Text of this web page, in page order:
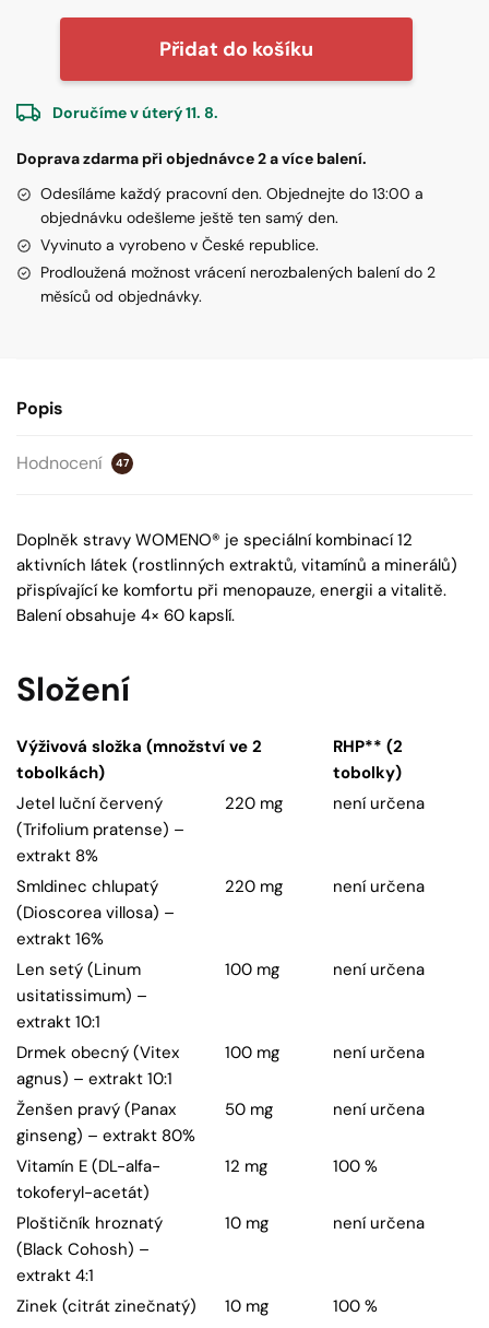
stravy
-
balení
množství
Přidat do košíku
Doručíme v úterý 11. 8.
Doprava zdarma při objednávce 2 a více balení.
Odesíláme každý pracovní den. Objednejte do 13:00 a
objednávku odešleme ještě ten samý den.
Vyvinuto a vyrobeno v České republice.
Prodloužená možnost vrácení nerozbalených balení do 2
měsíců od objednávky.
Popis
Hodnocení 47
Doplněk stravy WOMENO® je speciální kombinací 12
aktivních látek (rostlinných extraktů, vitamínů a minerálů)
přispívající ke komfortu při menopauze, energii a vitalitě.
Balení obsahuje 4× 60 kapslí.
Složení
Výživová složka (množství ve 2
tobolkách)
RHP** (2
tobolky)
Jetel luční červený
(Trifolium pratense) –
extrakt 8%
220 mg není určena
Smldinec chlupatý
(Dioscorea villosa) –
extrakt 16%
220 mg není určena
Len setý (Linum
usitatissimum) –
extrakt 10:1
100 mg není určena
Drmek obecný (Vitex
agnus) – extrakt 10:1
100 mg není určena
Ženšen pravý (Panax
ginseng) – extrakt 80%
50 mg není určena
Vitamín E (DL-alfa-
tokoferyl-acetát)
12 mg 100 %
Ploštičník hroznatý
(Black Cohosh) –
extrakt 4:1
10 mg není určena
Zinek (citrát zinečnatý) 10 mg
100 %